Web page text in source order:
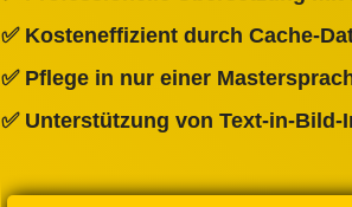
✅ Kosteneffizient durch
✅ Pflege in nur einer
✅ Unterstützung von